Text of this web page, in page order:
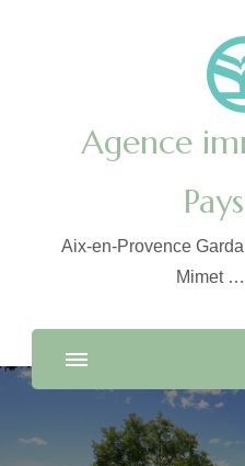
Agence
Aix-en-Provence
Mimet